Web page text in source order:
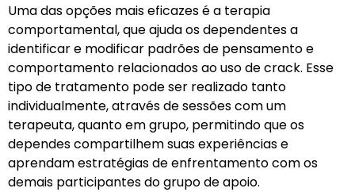
Uma das opções mais eficazes é a terapia
comportamental, que ajuda os dependentes a
identificar e modificar padrões de pensamento e
comportamento relacionados ao uso de crack. Esse
tipo de tratamento pode ser realizado tanto
individualmente, através de sessões com um
terapeuta, quanto em grupo, permitindo que os
dependes compartilhem suas experiências e
aprendam estratégias de enfrentamento com os
demais participantes do grupo de apoio.